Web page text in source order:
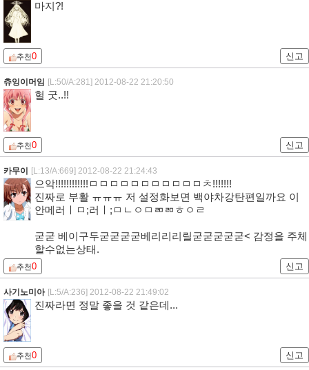
마지?!
추천0 신고
츄잉이머임 [L:50/A:281] 2012-08-22 21:20:50
헐 굿..!!
추천0 신고
카무이 [L:13/A:669] 2012-08-22 21:24:43
으악!!!!!!!!!!!!ㅁㅁㅁㅁㅁㅁㅁㅁㅁㅁㅁㅊ!!!!!!!
진짜로 부활 ㅠㅠㅠ 저 설정화보면 백야차강탄편일까요 이
안메러ㅣㅁ;러ㅣ;ㅁㄴㅇㅁㄻㄻㅎㅇㄹ
굳굳 베이구두굳굳굳굳베리리리릴굳굳굳굳굳< 감정을 주체
할수없는상태.
추천0 신고
사기노미아 [L:5/A:236] 2012-08-22 21:49:02
진짜라면 정말 좋을 것 같은데...
추천0 신고